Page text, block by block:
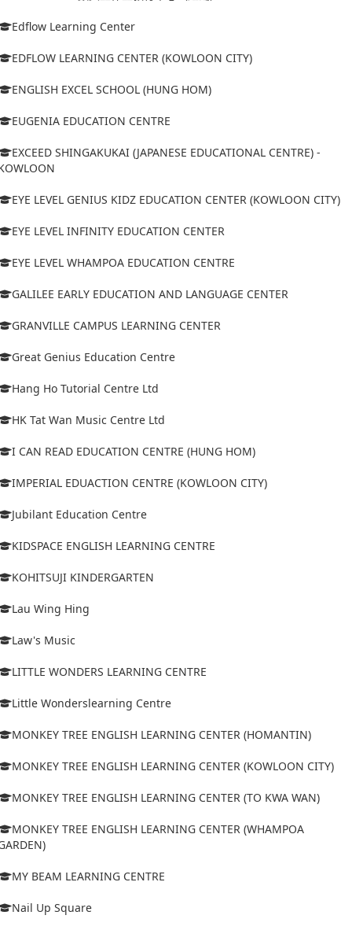
Edflow Learning Center
EDFLOW LEARNING CENTER (KOWLOON CITY)
ENGLISH EXCEL SCHOOL (HUNG HOM)
EUGENIA EDUCATION CENTRE
EXCEED SHINGAKUKAI (JAPANESE EDUCATIONAL CENTRE) -
EYE LEVEL GENIUS KIDZ EDUCATION CENTER (KOWLOON CITY)
EYE LEVEL INFINITY EDUCATION CENTER
EYE LEVEL WHAMPOA EDUCATION CENTRE
GALILEE EARLY EDUCATION AND LANGUAGE CENTER
GRANVILLE CAMPUS LEARNING CENTER
Great Genius Education Centre
Hang Ho Tutorial Centre Ltd
HK Tat Wan Music Centre Ltd
I CAN READ EDUCATION CENTRE (HUNG HOM)
IMPERIAL EDUACTION CENTRE (KOWLOON CITY)
Jubilant Education Centre
KIDSPACE ENGLISH LEARNING CENTRE
KOHITSUJI KINDERGARTEN
Lau Wing Hing
Law's Music
LITTLE WONDERS LEARNING CENTRE
Little Wonderslearning Centre
MONKEY TREE ENGLISH LEARNING CENTER (HOMANTIN)
MONKEY TREE ENGLISH LEARNING CENTER (KOWLOON CITY)
MONKEY TREE ENGLISH LEARNING CENTER (TO KWA WAN)
MONKEY TREE ENGLISH LEARNING CENTER (WHAMPOA
MY BEAM LEARNING CENTRE
Nail Up Square